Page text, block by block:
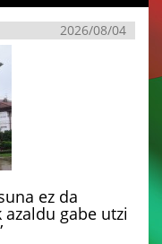
2026/08/04
ez da
gabe utzi